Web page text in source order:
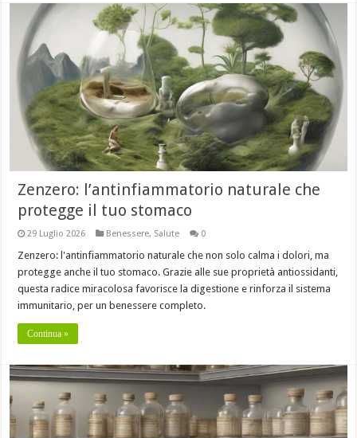
Zenzero: l’antinfiammatorio naturale che
protegge il tuo stomaco
29 Luglio 2026 Benessere, Salute 0
Zenzero: l'antinfiammatorio naturale che non solo calma i dolori, ma
protegge anche il tuo stomaco. Grazie alle sue proprietà antiossidanti,
questa radice miracolosa favorisce la digestione e rinforza il sistema
immunitario, per un benessere completo.
Continua »